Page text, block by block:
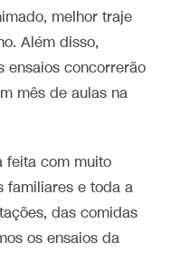
melhor traje
Além disso,
ensaios concorrerão
mês de aulas na
feita com muito
familiares e toda a
das comidas
os ensaios da